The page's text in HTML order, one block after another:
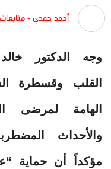
أحمد حمدي - متابعات
وجه الدكتور
القلب وقسطرة
الهامة لمرضى
والأحداث
مؤكداً أن حماية